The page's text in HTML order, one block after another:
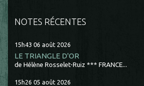
NOTES RÉCENTES
15h43 06 août 2026
LE TRIANGLE D'OR
de Hélène Rosselet-Ruiz *** FRANCE...
15h26 05 août 2026